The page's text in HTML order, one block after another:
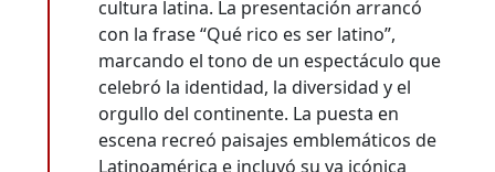
cultura latina. La presentación arrancó
con la frase “Qué rico es ser latino”,
marcando el tono de un espectáculo que
celebró la identidad, la diversidad y el
orgullo del continente. La puesta en
escena recreó paisajes emblemáticos de
Latinoamérica e incluyó su ya icónica